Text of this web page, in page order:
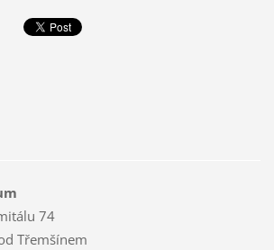
74
Třemšínem